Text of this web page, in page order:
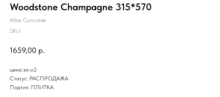
Woodstone Champagne 315*570
Atlas Concorde
SKU:
1659,00 р.
цена за м2
Статус: РАСПРОДАЖА
Подтип: ПЛИТКА